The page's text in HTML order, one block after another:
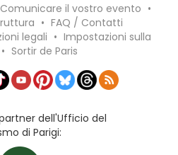
Comunicare il vostro evento •
• FAQ / Contatti
legali • Impostazioni sulla
• Sortir de Paris
dell'Ufficio del
di Parigi: